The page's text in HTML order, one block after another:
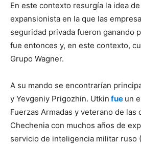
En este contexto resurgía la idea
expansionista en la que las
seguridad privada fueron ganando
fue entonces y, en este contexto,
Grupo Wagner.
A su mando se encontrarían
y Yevgeniy Prigozhin. Utkin fue un
Fuerzas Armadas y veterano de las
Chechenia con muchos años de
servicio de inteligencia militar ruso